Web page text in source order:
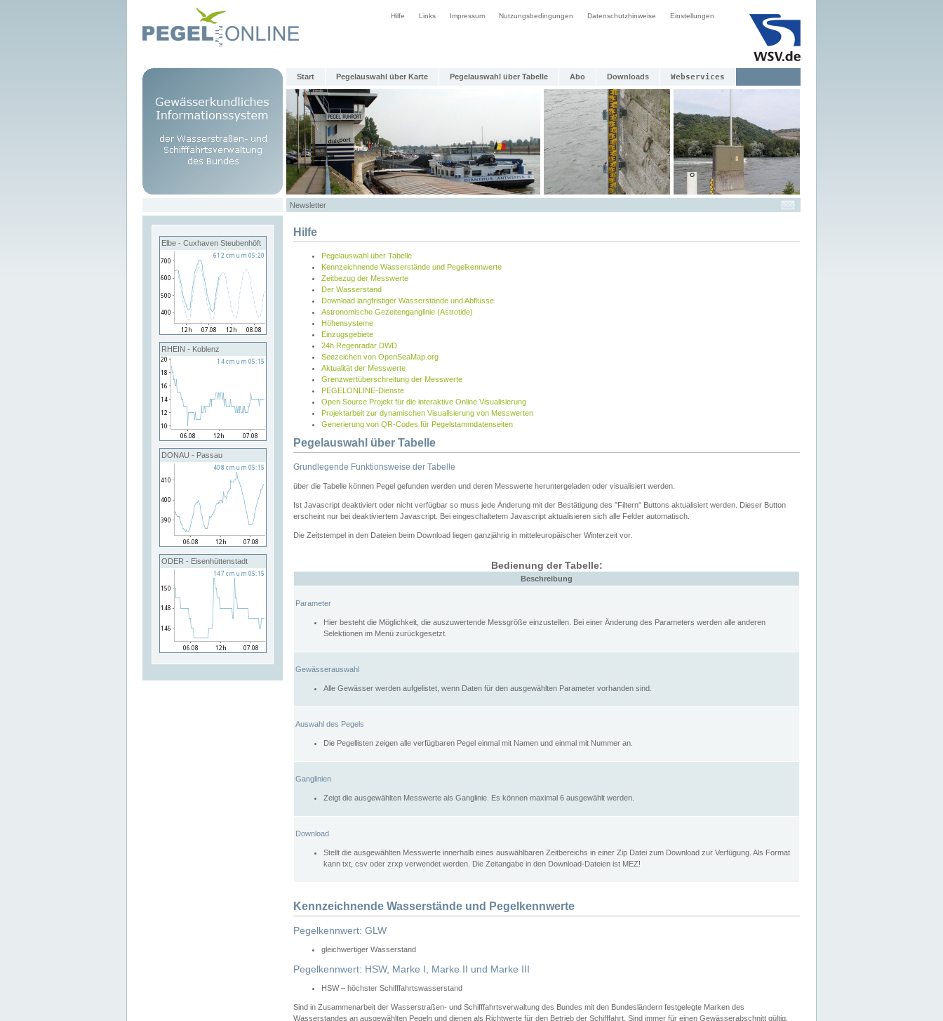
Hilfe Links Impressum Nutzungsbedingungen Datenschutzhinweise Einstellungen
Start Pegelauswahl über Karte Pegelauswahl über Tabelle Abo Downloads Webservices
Newsletter
Elbe - Cuxhaven Steubenhöft
RHEIN - Koblenz
DONAU - Passau
ODER - Eisenhüttenstadt
Hilfe
Pegelauswahl über Tabelle
Kennzeichnende Wasserstände und Pegelkennwerte
Zeitbezug der Messwerte
Der Wasserstand
Download langfristiger Wasserstände und Abflüsse
Astronomische Gezeitenganglinie (Astrotide)
Höhensysteme
Einzugsgebiete
24h Regenradar DWD
Seezeichen von OpenSeaMap.org
Aktualität der Messwerte
Grenzwertüberschreitung der Messwerte
PEGELONLINE-Dienste
Open Source Projekt für die interaktive Online Visualisierung
Projektarbeit zur dynamischen Visualisierung von Messwerten
Generierung von QR-Codes für Pegelstammdatenseiten
Pegelauswahl über Tabelle
Grundlegende Funktionsweise der Tabelle
über die Tabelle können Pegel gefunden werden und deren Messwerte heruntergeladen oder visualisiert werden.
Ist Javascript deaktiviert oder nicht verfügbar so muss jede Änderung mit der Bestätigung des "Filtern" Buttons aktualisiert werden. Dieser Button
erscheint nur bei deaktiviertem Javascript. Bei eingeschaltetem Javascript aktualisieren sich alle Felder automatisch.
Die Zeitstempel in den Dateien beim Download liegen ganzjährig in mitteleuropäischer Winterzeit vor.
Bedienung der Tabelle:
Beschreibung
Parameter
Hier besteht die Möglichkeit, die auszuwertende Messgröße einzustellen. Bei einer Änderung des Parameters werden alle anderen
Selektionen im Menü zurückgesetzt.
Gewässerauswahl
Alle Gewässer werden aufgelistet, wenn Daten für den ausgewählten Parameter vorhanden sind.
Auswahl des Pegels
Die Pegellisten zeigen alle verfügbaren Pegel einmal mit Namen und einmal mit Nummer an.
Ganglinien
Zeigt die ausgewählten Messwerte als Ganglinie. Es können maximal 6 ausgewählt werden.
Download
Stellt die ausgewählten Messwerte innerhalb eines auswählbaren Zeitbereichs in einer Zip Datei zum Download zur Verfügung. Als Format
kann txt, csv oder zrxp verwendet werden. Die Zeitangabe in den Download-Dateien ist MEZ!
Kennzeichnende Wasserstände und Pegelkennwerte
Pegelkennwert: GLW
gleichwertiger Wasserstand
Pegelkennwert: HSW, Marke I, Marke II und Marke III
HSW – höchster Schifffahrtswasserstand
Sind in Zusammenarbeit der Wasserstraßen- und Schifffahrtsverwaltung des Bundes mit den Bundesländern festgelegte Marken des
Wasserstandes an ausgewählten Pegeln und dienen als Richtwerte für den Betrieb der Schifffahrt. Sind immer für einen Gewässerabschnitt gültig.